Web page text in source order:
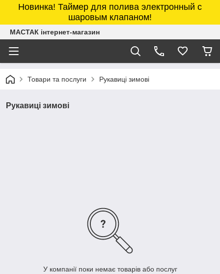
Новинка! Таймер для полива электронный с
шаровым клапаном!
МАСТАК інтернет-магазин
Товари та послуги Рукавиці зимові
Рукавиці зимові
У компанії поки немає товарів або послуг